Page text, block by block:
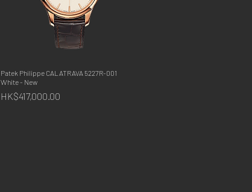
快速瀏覽
Patek Philippe CALATRAVA 5227R-001
White - New
價格
HK$417,000.00